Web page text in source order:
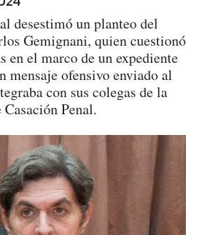
desestimó un planteo del
Gemignani, quien cuestionó
en el marco de un expediente
ofensivo enviado al
con sus colegas de la
Penal.